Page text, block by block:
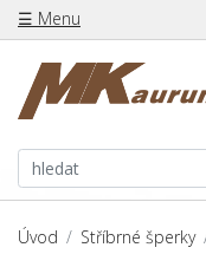
☰ Menu
Úvod Stříbrné šperky